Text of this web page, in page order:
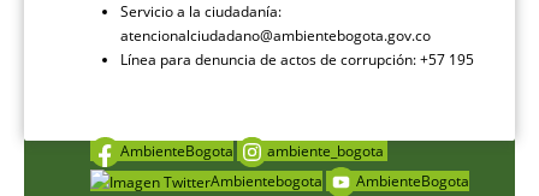
Servicio a la ciudadanía:
atencionalciudadano@ambientebogota.gov.co
Línea para denuncia de actos de corrupción: +57 195
AmbienteBogota
ambiente_bogota
Ambientebogota
AmbienteBogota